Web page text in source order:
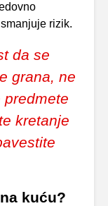
rizik.
da se
grana, ne
kretanje
kuću?